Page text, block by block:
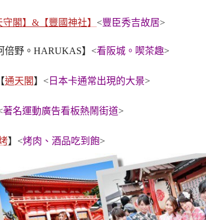
守閣】&【豐國神社】 <豐臣秀吉故居>
倍野。HARUKAS】<看阪城。喫茶趣>
通天閣】< 日本卡通常出現的大景>
著名運動廣告看板熱鬧街道>
】<烤肉、酒品吃到飽>